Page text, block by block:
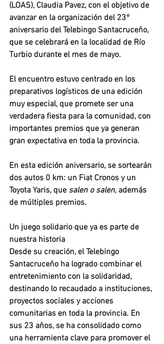
(LOAS), Claudia Pavez, con el objetivo de
avanzar en la organización del 23°
aniversario del Telebingo Santacruceño,
que se celebrará en la localidad de Río
Turbio durante el mes de mayo.
El encuentro estuvo centrado en los
preparativos logísticos de una edición
muy especial, que promete ser una
verdadera fiesta para la comunidad, con
importantes premios que ya generan
gran expectativa en toda la provincia.
En esta edición aniversario, se sortearán
dos autos 0 km: un Fiat Cronos y un
Toyota Yaris, que salen o salen, además
de múltiples premios.
Un juego solidario que ya es parte de
nuestra historia
Desde su creación, el Telebingo
Santacruceño ha logrado combinar el
entretenimiento con la solidaridad,
destinando lo recaudado a instituciones,
proyectos sociales y acciones
comunitarias en toda la provincia. En
sus 23 años, se ha consolidado como
una herramienta clave para promover el